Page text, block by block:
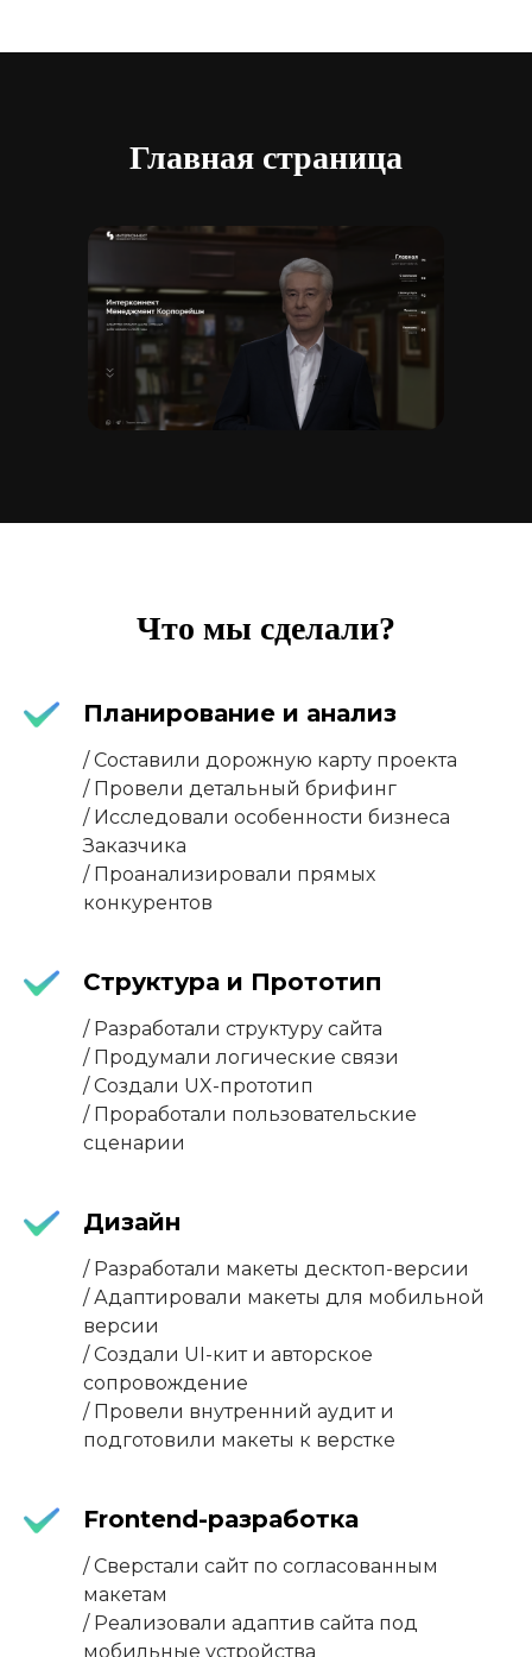
Главная страница
Что мы сделали?
Планирование и анализ
/ Составили дорожную карту проекта
/ Провели детальный брифинг
/ Исследовали особенности бизнеса
Заказчика
/ Проанализировали прямых
конкурентов
Структура и Прототип
/ Разработали структуру сайта
/ Продумали логические связи
/ Создали UX-прототип
/ Проработали пользовательские
сценарии
Дизайн
/ Разработали макеты десктоп-версии
/ Адаптировали макеты для мобильной
версии
/ Создали UI-кит и авторское
сопровождение
/ Провели внутренний аудит и
подготовили макеты к верстке
Frontend-разработка
/ Сверстали сайт по согласованным
макетам
/ Реализовали адаптив сайта под
мобильные устройства